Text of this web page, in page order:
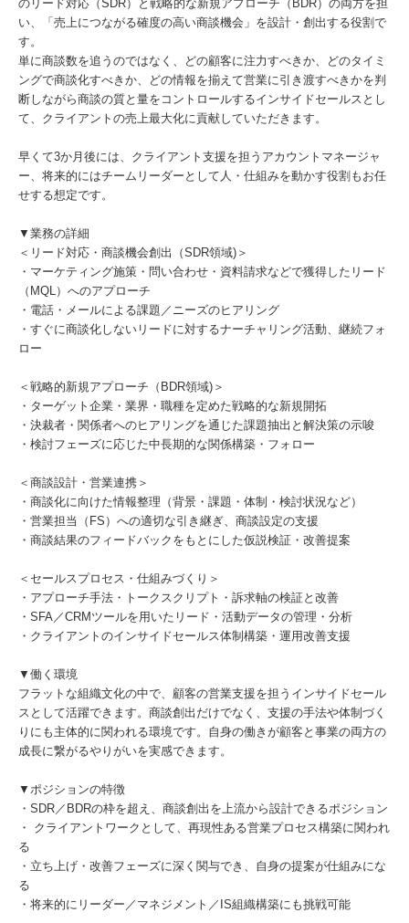
のリード対応（SDR）と戦略的な新規アプローチ（BDR）の両方を担
い、「売上につながる確度の高い商談機会」を設計・創出する役割で
す。
単に商談数を追うのではなく、どの顧客に注力すべきか、どのタイミ
ングで商談化すべきか、どの情報を揃えて営業に引き渡すべきかを判
断しながら商談の質と量をコントロールするインサイドセールスとし
て、クライアントの売上最大化に貢献していただきます。
早くて3か月後には、クライアント支援を担うアカウントマネージャ
ー、将来的にはチームリーダーとして人・仕組みを動かす役割もお任
せする想定です。
▼業務の詳細
＜リード対応・商談機会創出（SDR領域)＞
・マーケティング施策・問い合わせ・資料請求などで獲得したリード
（MQL）へのアプローチ
・電話・メールによる課題／ニーズのヒアリング
・すぐに商談化しないリードに対するナーチャリング活動、継続フォ
ロー
＜戦略的新規アプローチ（BDR領域)＞
・ターゲット企業・業界・職種を定めた戦略的な新規開拓
・決裁者・関係者へのヒアリングを通じた課題抽出と解決策の示唆
・検討フェーズに応じた中長期的な関係構築・フォロー
＜商談設計・営業連携＞
・商談化に向けた情報整理（背景・課題・体制・検討状況など）
・営業担当（FS）への適切な引き継ぎ、商談設定の支援
・商談結果のフィードバックをもとにした仮説検証・改善提案
＜セールスプロセス・仕組みづくり＞
・アプローチ手法・トークスクリプト・訴求軸の検証と改善
・SFA／CRMツールを用いたリード・活動データの管理・分析
・クライアントのインサイドセールス体制構築・運用改善支援
▼働く環境
フラットな組織文化の中で、顧客の営業支援を担うインサイドセール
スとして活躍できます。商談創出だけでなく、支援の手法や体制づく
りにも主体的に関われる環境です。自身の働きが顧客と事業の両方の
成長に繋がるやりがいを実感できます。
▼ポジションの特徴
・SDR／BDRの枠を超え、商談創出を上流から設計できるポジション
・ クライアントワークとして、再現性ある営業プロセス構築に関われ
る
・立ち上げ・改善フェーズに深く関与でき、自身の提案が仕組みにな
る
・将来的にリーダー／マネジメント／IS組織構築にも挑戦可能